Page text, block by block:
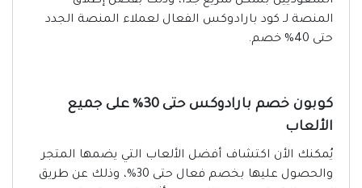
المنصة لـ كود بارادوكس الفعال لعملاء المنصة الجدد
حتى 40% خصم.
كوبون خصم بارادوكس حتى 30% على جميع
الألعاب
يُمكنك الأن اكتشاف أفضل الألعاب التي يضمها المتجر
والحصول عليها بخصم فعال حتى 30%، وذلك عن طريق